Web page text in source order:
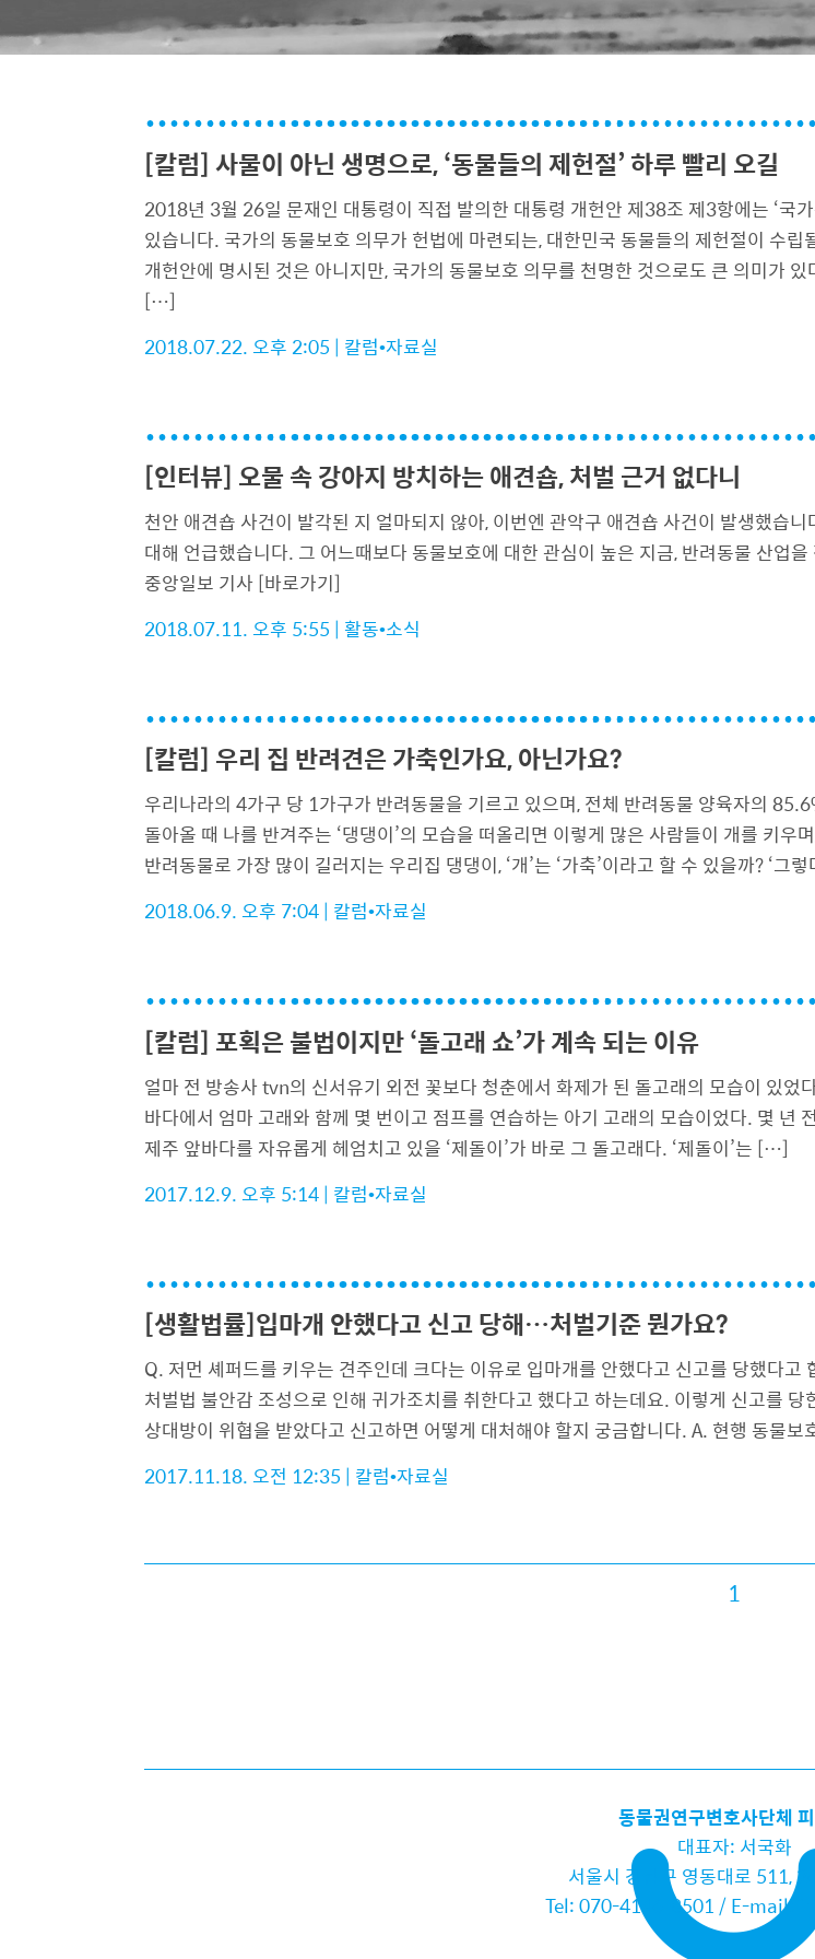
[칼럼] 사물이 아닌 생명으로, ‘동물들의 제헌절’ 하루 빨리 오길
2018년 3월 26일 문재인 대통령이 직접 발의한 대통령 개헌안 제38조 제3항에는 ‘국
있습니다. 국가의 동물보호 의무가 헌법에 마련되는, 대한민국 동물들의 제헌절이 수
개헌안에 명시된 것은 아니지만, 국가의 동물보호 의무를 천명한 것으로도 큰 의미가
[…]
2018.07.22. 오후 2:05 | 칼럼•자료실
[인터뷰] 오물 속 강아지 방치하는 애견숍, 처벌 근거 없다니
천안 애견숍 사건이 발각된 지 얼마되지 않아, 이번엔 관악구 애견숍 사건이 발생했습
대해 언급했습니다. 그 어느때보다 동물보호에 대한 관심이 높은 지금, 반려동물 산업
중앙일보 기사 [바로가기]
2018.07.11. 오후 5:55 | 활동•소식
[칼럼] 우리 집 반려견은 가축인가요, 아닌가요?
우리나라의 4가구 당 1가구가 반려동물을 기르고 있으며, 전체 반려동물 양육자의
돌아올 때 나를 반겨주는 ‘댕댕이’의 모습을 떠올리면 이렇게 많은 사람들이 개를 키우
반려동물로 가장 많이 길러지는 우리집 댕댕이, ‘개’는 ‘가축’이라고 할 수 있을까? ‘그
2018.06.9. 오후 7:04| 칼럼•자료실
[칼럼] 포획은 불법이지만 ‘돌고래 쇼’가 계속 되는 이유
얼마 전 방송사 tvn의 신서유기 외전 꽃보다 청춘에서 화제가 된 돌고래의 모습이 있었
바다에서 엄마 고래와 함께 몇 번이고 점프를 연습하는 아기 고래의 모습이었다. 몇 년
제주 앞바다를 자유롭게 헤엄치고 있을 ‘제돌이’가 바로 그 돌고래다. ‘제돌이’는 […]
2017.12.9. 오후 5:14| 칼럼•자료실
[생활법률]입마개 안했다고 신고 당해…처벌기준 뭔가요?
Q. 저먼 셰퍼드를 키우는 견주인데 크다는 이유로 입마개를 안했다고 신고를 당했다
처벌법 불안감 조성으로 인해 귀가조치를 취한다고 했다고 하는데요. 이렇게 신고를
상대방이 위협을 받았다고 신고하면 어떻게 대처해야 할지 궁금합니다. A. 현행 동물
2017.11.18. 오전 12:35 | 칼럼•자료실
1
동물권연구변호사단체
대표자: 서국화
서울시 강남구 영동대로 511,
Tel: 070-4146-8501 / E-mail: